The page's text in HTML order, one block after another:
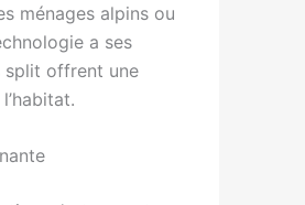
ménages alpins ou
a ses
split offrent une